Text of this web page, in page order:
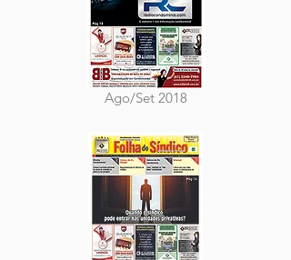
Ago/Set 2018